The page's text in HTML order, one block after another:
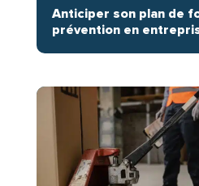
Anticiper son plan de
prévention en